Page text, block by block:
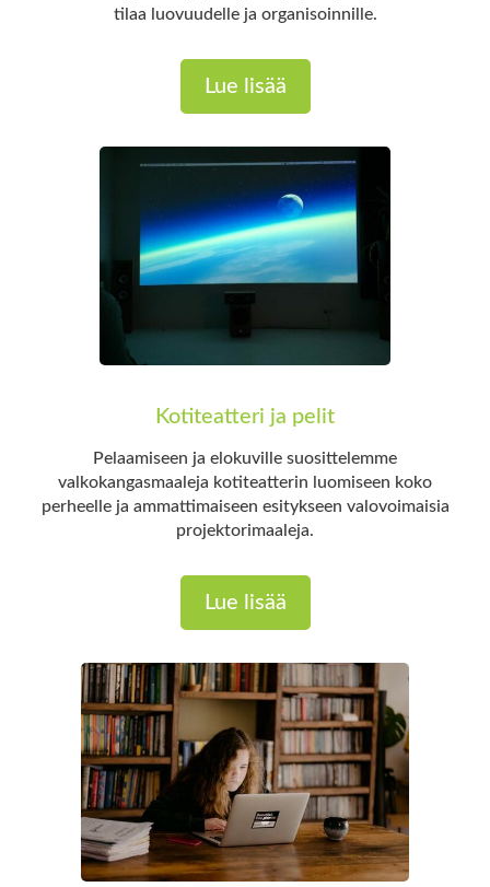
tilaa luovuudelle ja organisoinnille.
Lue lisää
Kotiteatteri ja pelit
Pelaamiseen ja elokuville suosittelemme
valkokangasmaaleja kotiteatterin luomiseen koko
perheelle ja ammattimaiseen esitykseen valovoimaisia
projektorimaaleja.
Lue lisää